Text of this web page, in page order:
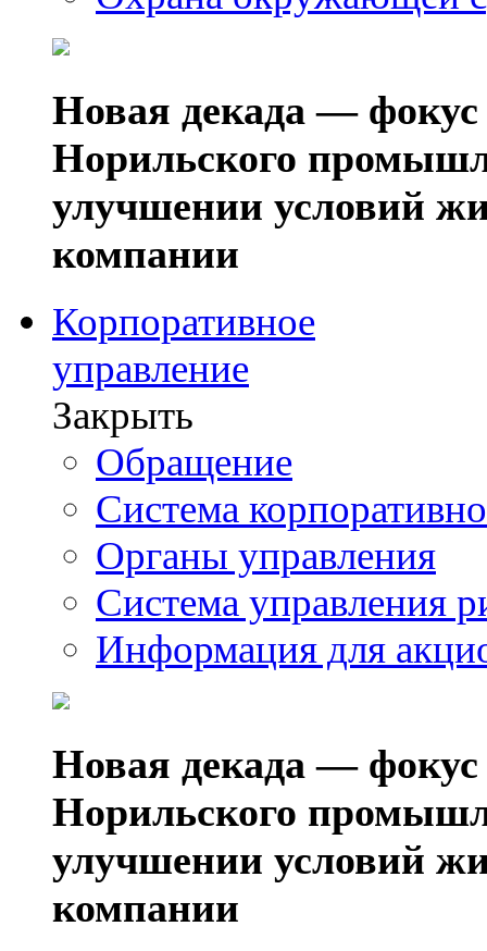
Новая декада — фокус
Норильского
улучшении условий
компании
Корпоративное
управление
Закрыть
Обращение
Система
Органы управления
Система управления
Информация для
Новая декада — фокус
Норильского
улучшении условий
компании